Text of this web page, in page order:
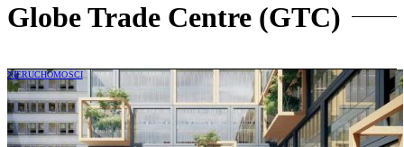
Globe Trade Centre (GTC)
NIERUCHOMOŚCI
GTC ma kłopot z portfelem PRS w
Niemczech